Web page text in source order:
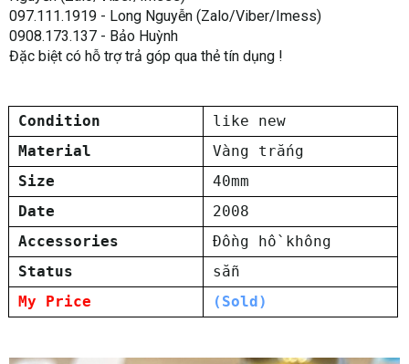
097.111.1919 - Long Nguyễn (Zalo/Viber/Imess)
0908.173.137 - Bảo Huỳnh
Đặc biệt có hỗ trợ trả góp qua thẻ tín dụng !
Condition
like new
Material
Vàng trắng
Size
40mm
Date
2008
Accessories
Đồng hồ không
Status
sẵn
My Price
(Sold)